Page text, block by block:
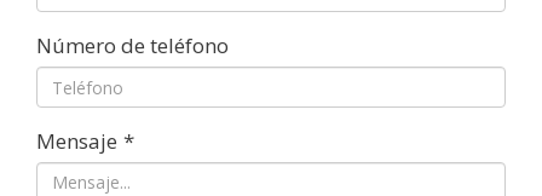
Número de teléfono
Mensaje *